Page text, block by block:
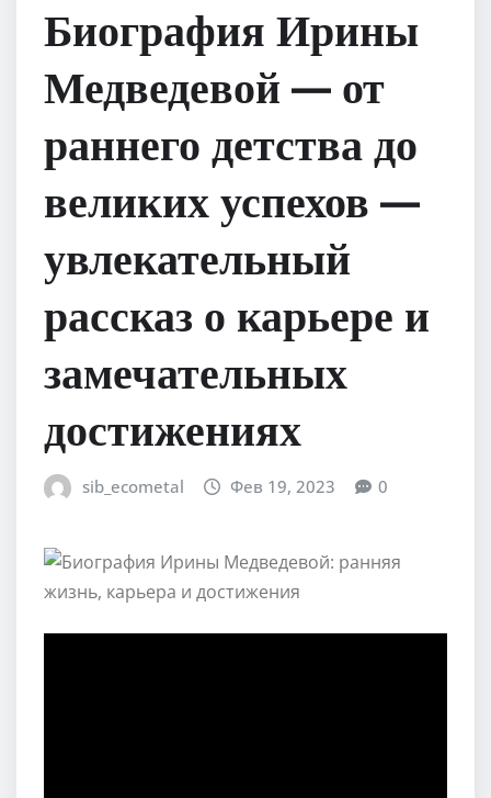
Биография Ирины
Медведевой — от
раннего детства до
великих успехов —
увлекательный
рассказ о карьере и
замечательных
достижениях
sib_ecometal Фев 19, 2023 0